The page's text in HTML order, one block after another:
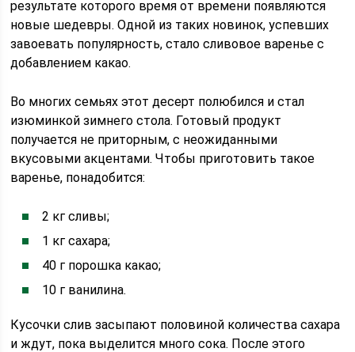
результате которого время от времени появляются
новые шедевры. Одной из таких новинок, успевших
завоевать популярность, стало сливовое варенье с
добавлением какао.
Во многих семьях этот десерт полюбился и стал
изюминкой зимнего стола. Готовый продукт
получается не приторным, с неожиданными
вкусовыми акцентами. Чтобы приготовить такое
варенье, понадобится:
2 кг сливы;
1 кг сахара;
40 г порошка какао;
10 г ванилина.
Кусочки слив засыпают половиной количества сахара
и ждут, пока выделится много сока. После этого